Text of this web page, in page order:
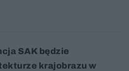
SAK będzie
krajobrazu w